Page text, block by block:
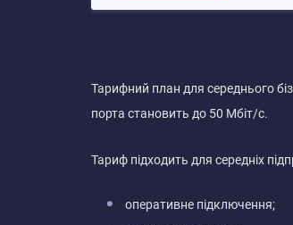
Тарифний план для середнього
порта становить до 50 Мбіт/с.
Тариф підходить для середніх
оперативне підключення;